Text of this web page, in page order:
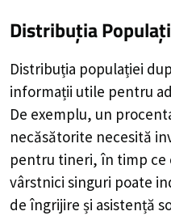
Distribuția
Distribuția populației
informații utile pentru
De exemplu, un
necăsătorite necesită
pentru tineri, în timp ce
vârstnici singuri poate
de îngrijire și asistență